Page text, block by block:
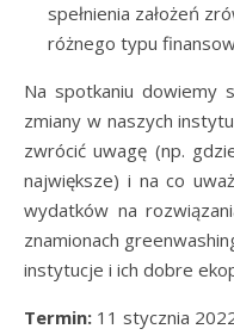
spełnienia założeń
różnego typu
Na spotkaniu dowiemy
zmiany w naszych
zwrócić uwagę (np.
największe) i na co
wydatków na
znamionach
instytucje i ich dobre
Termin: 11 stycznia